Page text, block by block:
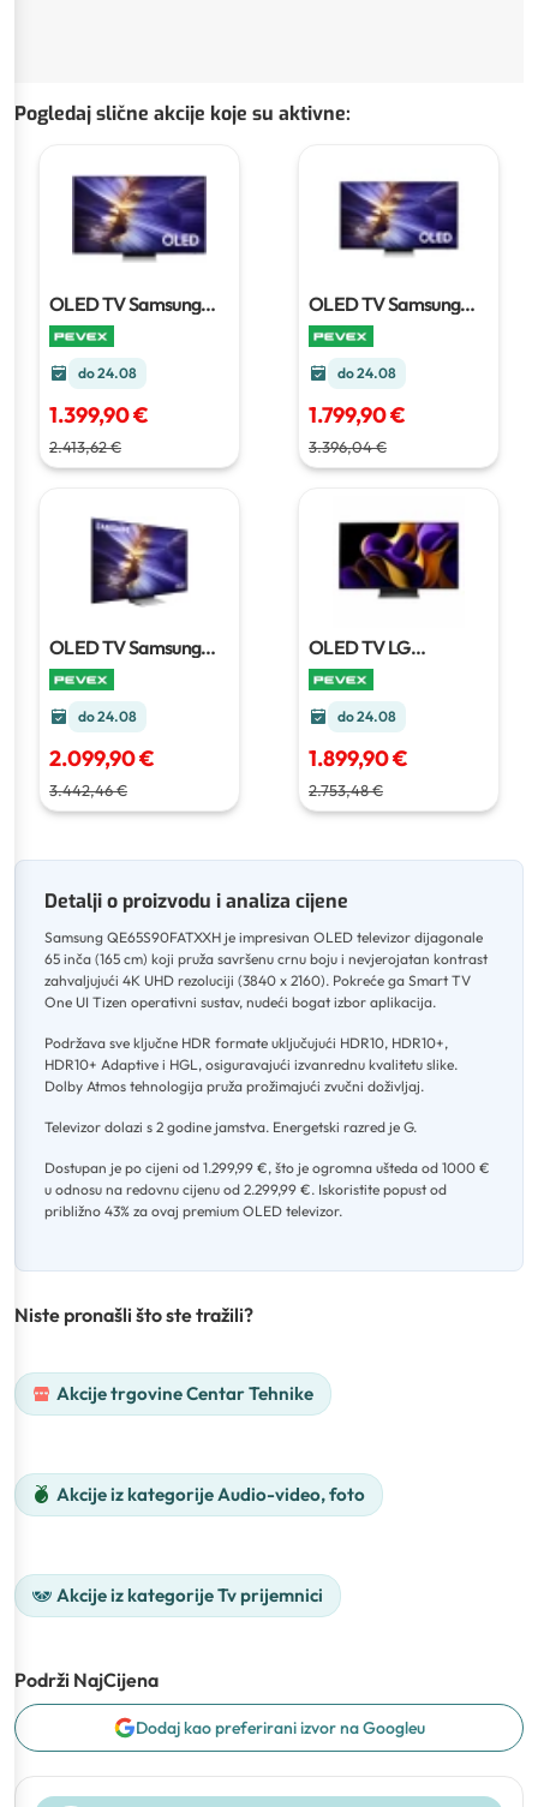
Pogledaj slične akcije koje su aktivne:
OLED TV Samsung
QE48S90FAEXXH
120 cm
do 24.08
1.399,90 €
2.413,62 €
OLED TV Samsung
QE55S90FAEXXH
cm
do 24.08
1.799,90 €
3.396,04 €
OLED TV Samsung
QE65S90FAEXXH
cm
do 24.08
2.099,90 €
3.442,46 €
OLED TV LG
OLED65C51LA.AEU
164 cm
do 24.08
1.899,90 €
2.753,48 €
Detalji o proizvodu i analiza cijene
Samsung QE65S90FATXXH je impresivan OLED televizor dijagonale
65 inča (165 cm) koji pruža savršenu crnu boju i nevjerojatan kontrast
zahvaljujući 4K UHD rezoluciji (3840 x 2160). Pokreće ga Smart TV
One UI Tizen operativni sustav, nudeći bogat izbor aplikacija.
Podržava sve ključne HDR formate uključujući HDR10, HDR10+,
HDR10+ Adaptive i HGL, osiguravajući izvanrednu kvalitetu slike.
Dolby Atmos tehnologija pruža prožimajući zvučni doživljaj.
Televizor dolazi s 2 godine jamstva. Energetski razred je G.
Dostupan je po cijeni od 1.299,99 €, što je ogromna ušteda od 1000 €
u odnosu na redovnu cijenu od 2.299,99 €. Iskoristite popust od
približno 43% za ovaj premium OLED televizor.
Niste pronašli što ste tražili?
Akcije trgovine Centar Tehnike
Akcije iz kategorije Audio-video, foto
Akcije iz kategorije Tv prijemnici
Podrži NajCijena
Dodaj kao preferirani izvor na Googleu